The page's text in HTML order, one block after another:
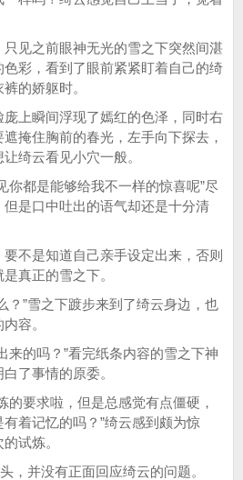
见之前眼神无光的雪之下突然间湛
彩，看到了眼前紧紧盯着自己的绮
的娇躯时。
上瞬间浮现了嫣红的色泽，同时右
掩住胸前的春光，左手向下探去，
绮云看见小穴一般。
都是能够给我不一样的惊喜呢”尽
是口中吐出的语气却还是十分清
是知道自己亲手设定出来，否则
真正的雪之下。
”雪之下踱步来到了绮云身边，也
容。
的吗？”看完纸条内容的雪之下神
了事情的原委。
要求啦，但是总感觉有点僵硬，
着记忆的吗？”绮云感到颇为惊
试炼。
并没有正面回应绮云的问题。